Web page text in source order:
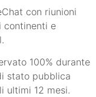
con riunioni
continenti e
100% durante
stato pubblica
ultimi 12 mesi.